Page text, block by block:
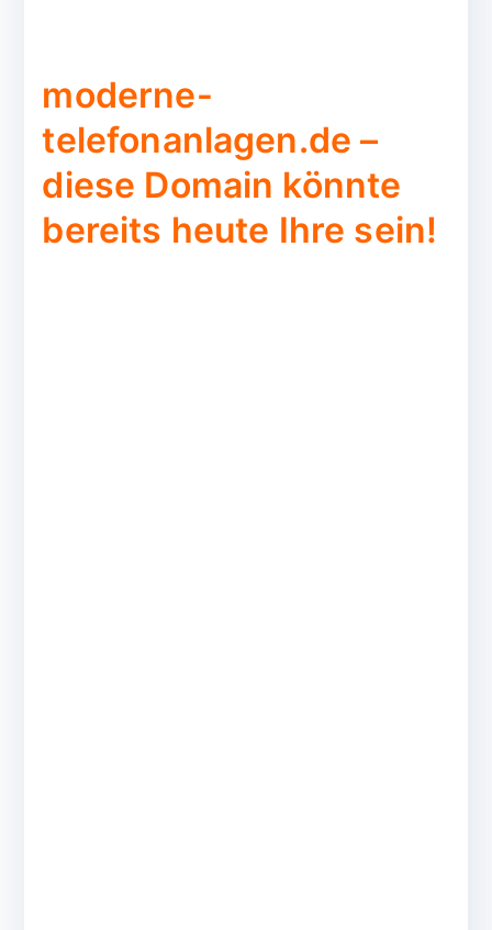
moderne-
telefonanlagen.de –
diese Domain könnte
bereits heute Ihre sein!